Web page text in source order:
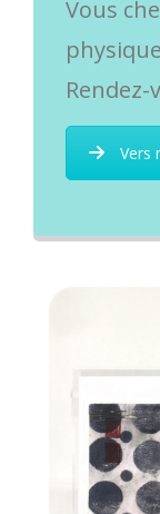
Vous
Vers